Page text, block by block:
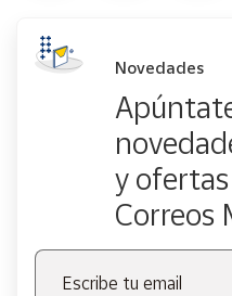
Novedades
y
Correos
Escribe tu email